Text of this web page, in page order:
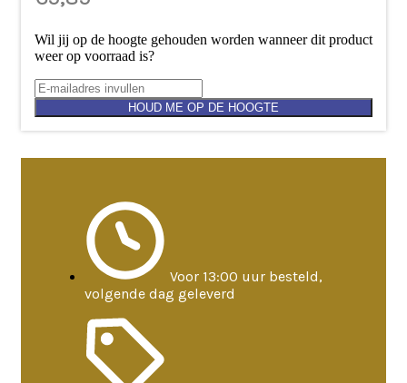
Wil jij op de hoogte gehouden worden wanneer dit product
weer op voorraad is?
HOUD ME OP DE HOOGTE
Voor 13:00 uur besteld,
volgende dag geleverd